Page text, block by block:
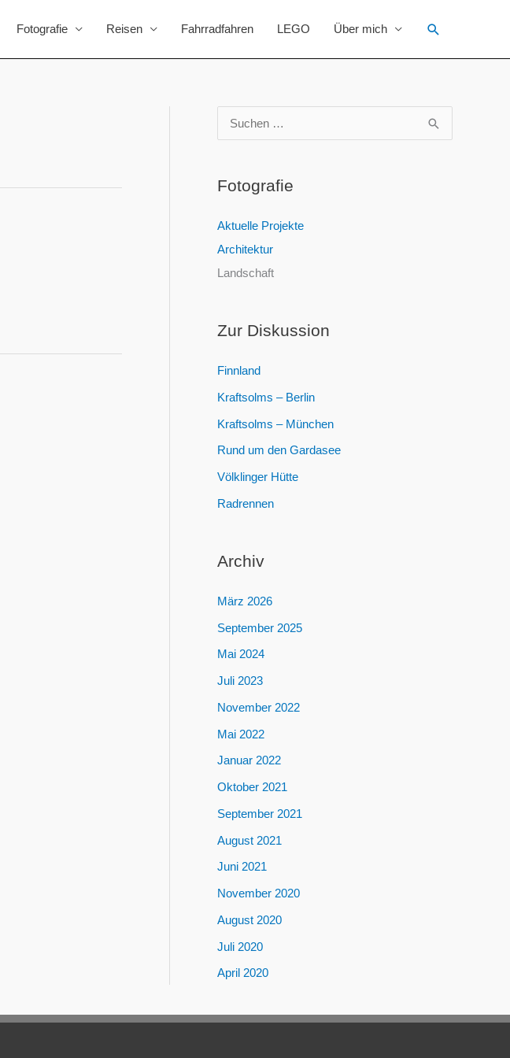
Fotografie Reisen Fahrradfahren LEGO Über mich Suchen
u
h
h
Fotografie
Aktuelle Projekte
Architektur
Landschaft
Zur Diskussion
Finnland
Kraftsolms – Berlin
Kraftsolms – München
Rund um den Gardasee
Völklinger Hütte
Radrennen
Archiv
März 2026
September 2025
Mai 2024
Juli 2023
November 2022
Mai 2022
Januar 2022
Oktober 2021
September 2021
August 2021
Juni 2021
November 2020
August 2020
Juli 2020
April 2020